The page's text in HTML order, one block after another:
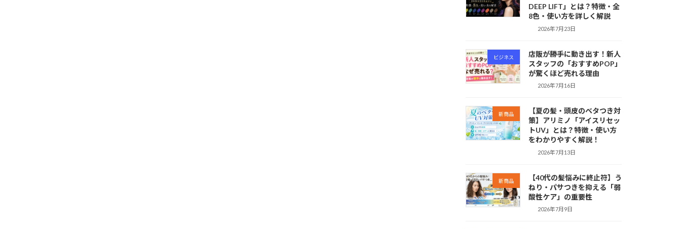
DEEP LIFT」とは？特徴・全
8色・使い方を詳しく解説
2026年7月23日
ビジネス
店販が勝手に動き出す！新人
スタッフの「おすすめPOP」
が驚くほど売れる理由
2026年7月16日
新商品
【夏の髪・頭皮のベタつき対
策】アリミノ「アイスリセッ
トUV」とは？特徴・使い方
をわかりやすく解説！
2026年7月13日
新商品
【40代の髪悩みに終止符】う
ねり・パサつきを抑える「弱
酸性ケア」の重要性
2026年7月9日